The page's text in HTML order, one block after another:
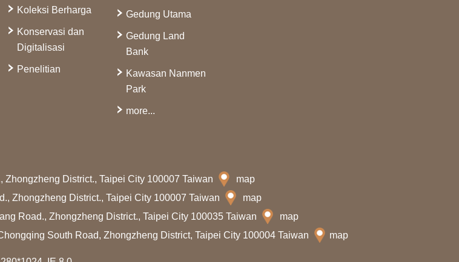
Koleksi Berharga
Konservasi dan
Digitalisasi
Penelitian
Gedung Utama
Gedung Land
Bank
Kawasan Nanmen
Park
more...
Zhongzheng District., Taipei City 100007 Taiwan
map
Zhongzheng District., Taipei City 100007 Taiwan
map
Road., Zhongzheng District., Taipei City 100035 Taiwan
map
South Road, Zhongzheng District, Taipei City 100004 Taiwan map